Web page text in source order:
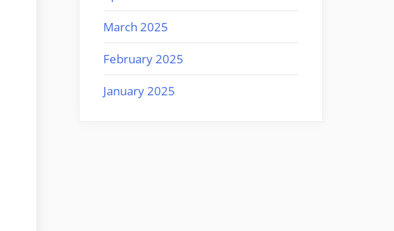
March 2025
February 2025
January 2025